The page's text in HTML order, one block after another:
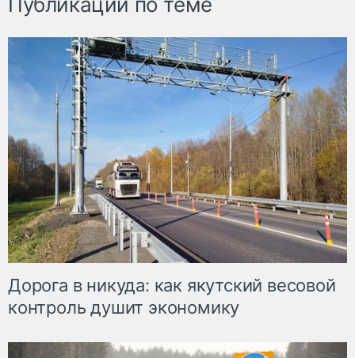
Дорога в никуда: как якутский весовой
контроль душит экономику